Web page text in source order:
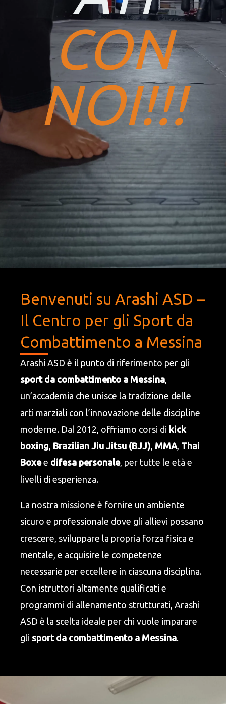
CON
NOI!!!
Benvenuti su Arashi ASD –
Il Centro per gli Sport da
Combattimento a Messina
Arashi ASD è il punto di riferimento per gli
sport da combattimento a Messina
un’accademia che unisce la tradizione delle
arti marziali con l’innovazione delle discipline
moderne. Dal 2012, offriamo corsi di kick
boxing Brazilian Jiu Jitsu (BJJ) MMA, Thai
Boxee difesa personale, per tutte le età e
livelli di esperienza.
La nostra missione è fornire un ambiente
sicuro e professionale dove gli allievi possano
crescere, sviluppare la propria forza fisica e
mentale, e acquisire le competenze
necessarie per eccellere in ciascuna disciplina.
Con istruttori altamente qualificati e
programmi di allenamento strutturati, Arashi
ASD è la scelta ideale per chi vuole imparare
gli sport da combattimento a Messina.